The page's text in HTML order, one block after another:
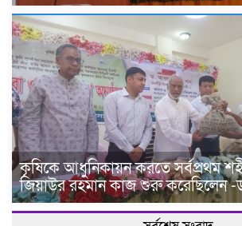
কৃষিকে আধুনিকায়ন করতে সর্বপ্রথম
জিয়াউর রহমান কাজ শুরু করেছিলেন